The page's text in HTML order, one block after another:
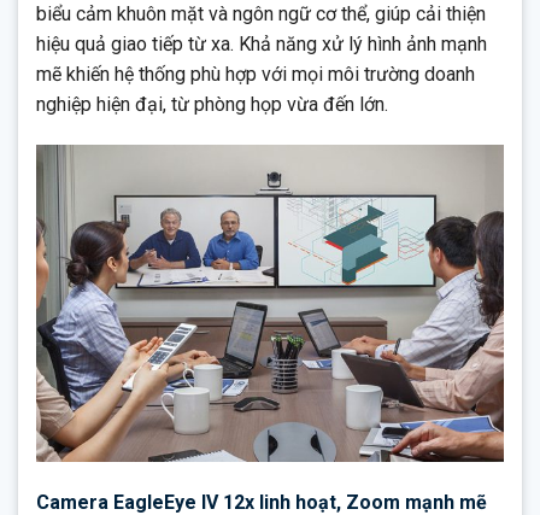
biểu cảm khuôn mặt và ngôn ngữ cơ thể, giúp cải thiện
hiệu quả giao tiếp từ xa. Khả năng xử lý hình ảnh mạnh
mẽ khiến hệ thống phù hợp với mọi môi trường doanh
nghiệp hiện đại, từ phòng họp vừa đến lớn.
Camera EagleEye IV 12x linh hoạt, Zoom mạnh mẽ